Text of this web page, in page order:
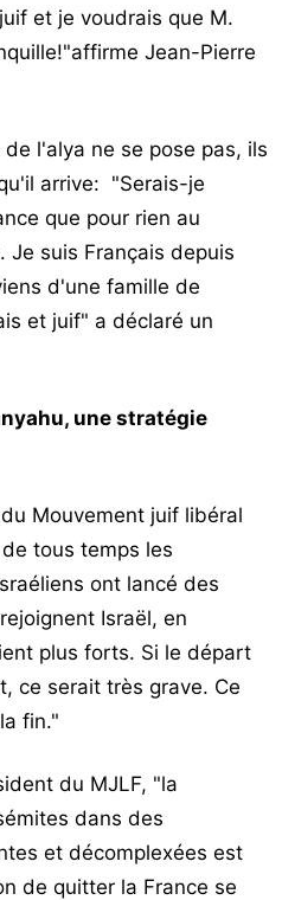
et je voudrais que M.
Jean-Pierre
l'alya ne se pose pas, ils
arrive: "Serais-je
que pour rien au
Je suis Français depuis
d'une famille de
et juif" a déclaré un
une stratégie
Mouvement juif libéral
tous temps les
ont lancé des
Israël, en
plus forts. Si le départ
ce serait très grave. Ce
fin."
du MJLF, "la
dans des
et décomplexées est
de quitter la France se